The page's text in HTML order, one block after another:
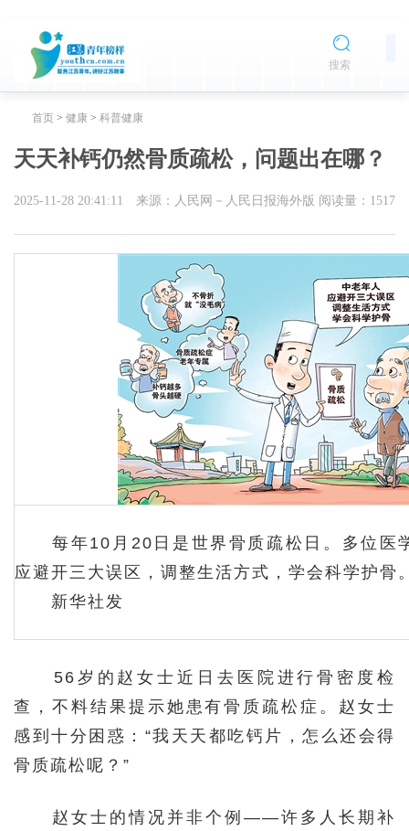
搜索
首页 > 健康 > 科普健康
天天补钙仍然骨质疏松，问题出在哪？
2025-11-28 20:41:11 来源：人民网－人民日报海外版 阅读量： 1517
每年10月20日是世界骨质疏松日。多位医
应避开三大误区，调整生活方式，学会科学护骨
新华社发
56岁的赵女士近日去医院进行骨密度检
查，不料结果提示她患有骨质疏松症。赵女士
感到十分困惑：“我天天都吃钙片，怎么还会得
骨质疏松呢？”
赵女士的情况并非个例——许多人长期补